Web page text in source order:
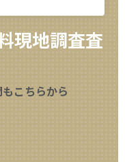
現地調査査
こちらから